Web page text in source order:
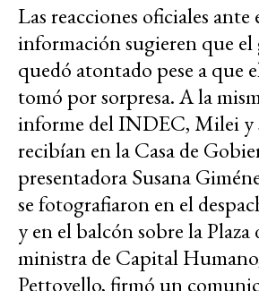
Las reacciones oficiales ante
información sugieren que
quedó atontado pese a que
tomó por sorpresa. A la
informe del INDEC, Milei y
recibían en la Casa de
presentadora Susana
se fotografiaron en el
y en el balcón sobre la Plaza
ministra de Capital
Pettovello, firmó un